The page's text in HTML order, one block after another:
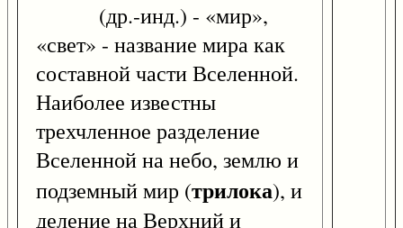
(др.-инд.) - «мир»,
«свет» - название мира как
составной части Вселенной.
Наиболее известны
трехчленное разделение
Вселенной на небо, землю и
подземный мир (трилока), и
деление на Верхний и